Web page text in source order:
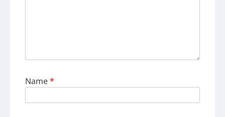
Name*